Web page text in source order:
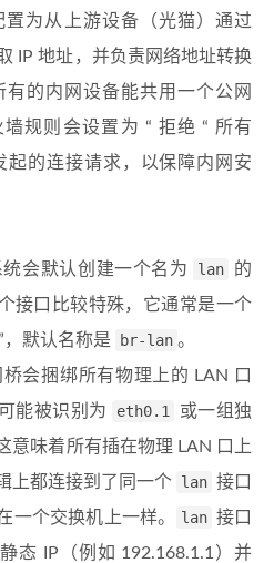
置为从上游设备（光猫）通过
IP 地址，并负责网络地址转换
有的内网设备能共用一个公网
墙规则会设置为 “ 拒绝 “ 所有
起的连接请求，以保障内网安
会默认创建一个名为
lan
的
接口比较特殊，它通常是一个
，默认名称是
br-lan 。
会捆绑所有物理上的 LAN 口
能被识别为
eth0.1
或一组独
意味着所有插在物理 LAN 口上
上都连接到了同一个 lan 接口
一个交换机上一样。
lan 接口
态 IP（例如 192.168.1.1）并